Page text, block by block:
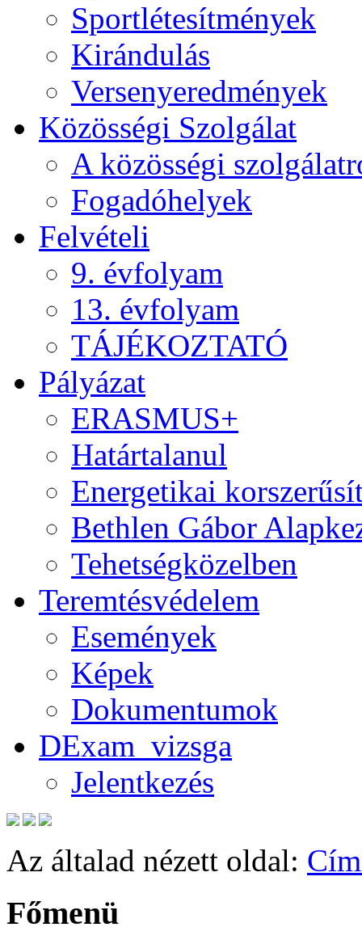
Sportlétesítmények
Kirándulás
Versenyeredmények
Közösségi Szolgálat
A közösségi
Fogadóhelyek
Felvételi
9. évfolyam
13. évfolyam
TÁJÉKOZTATÓ
Pályázat
ERASMUS+
Határtalanul
Energetikai
Bethlen Gábor
Tehetségközelben
Teremtésvédelem
Események
Képek
Dokumentumok
DExam_vizsga
Jelentkezés
Az általad nézett oldal:
Főmenü